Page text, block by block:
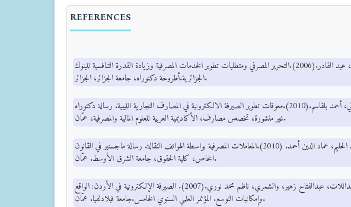
REFERENCES
بريش، عبد القادر.(2006).التحرير المصرفي ومتطلبات تطوير الخدمات المصرفية وزيادة القدرة التنافسية للبنوك
الجزائرية.أطروحة دكتوراه، جامعة الجزائر، الجزائر.
التواتي، أحمد بلقاسم.(2010).معوقات تطوير الصيرفة الالكترونية في المصارف التجارية الليبية. رسالة دكتوراه
غير منشورة، تخصص مصارف، الأكاديمية العربية للعلوم المالية والمصرفية، عمّان.
عبد الحليم، عماد الدين أحمد. (2010).المعاملات المصرفية بواسطة الهواتف النقالة. رسالة ماجستير في القانون
الخاص، كلية الحقوق، جامعة الشرق الأوسط. عمّان.
العبداللات، عبدالفتاح زهير، والشمري، ناظم محمد نوري.(2007). الصيرفة الإلكترونية في الأردن: الواقع
وإمكانيات التوسع. المؤتمر العلمي السنوي الخامس.جامعة فيلادلفيا. عمّان.